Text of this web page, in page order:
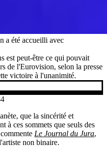
a été accueilli avec
est peut-être ce qui pouvait
de l'Eurovision, selon la presse
victoire à l'unanimité.
que la sincérité et
à ces sommets que seuls des
Le Journal du Jura,
non binaire.